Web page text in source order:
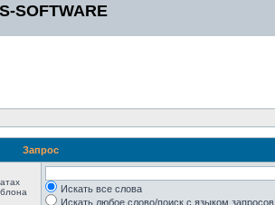
SOFTWARE
Запрос
Искать все слова
Искать любое слово/поиск с языком запросов